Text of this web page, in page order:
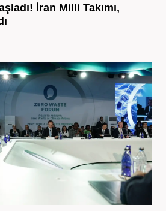
İran Milli Takımı,